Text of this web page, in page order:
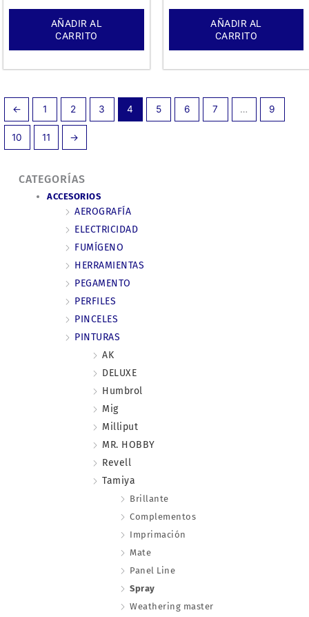
CATEGORÍAS
ACCESORIOS
AEROGRAFÍA
ELECTRICIDAD
FUMÍGENO
HERRAMIENTAS
PEGAMENTO
PERFILES
PINCELES
PINTURAS
AK
DELUXE
Humbrol
Mig
Milliput
MR. HOBBY
Revell
Tamiya
Brillante
Complementos
Imprimación
Mate
Panel Line
Spray
Weathering master
AÑADIR AL
CARRITO
AÑADIR AL
CARRITO
← 1 2 3 4 5 6 7 … 9
10 11 →